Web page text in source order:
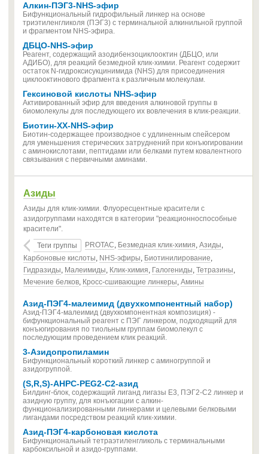
Алкин-ПЭГ3-NHS-эфир
Бифункциональный гидрофильный линкер на основе
триэтиленгликоля (ПЭГ3) с терминальной алкинильной группой
и фрагментом NHS-эфира.
ДБЦО-NHS-эфир
Реагент, содержащий азодибензоциклооктин (ДБЦО, или
АДИБО), для реакций безмедной клик-химии. Реагент содержит
остаток N-гидроксисукцинимида (NHS) для присоединения
циклооктинового фрагмента к различным молекулам.
Гексиновой кислоты NHS-эфир
Активированный эфир для введения алкиновой группы в
биомолекулы для последующего их вовлечения в клик-реакции.
Биотин-XX-NHS-эфир
Биотин-содержащее производное с удлиненным спейсером
для уменьшения стерических затруднений при конъюгировании
с аминокислотами, пептидами или белками путем ковалентного
связывания с первичными аминами.
Азиды
Азиды для клик-химии. Флуоресцентные красители с
азидогруппами находятся в категории "реакционноспособные
красители".
Теги группы
PROTAC, Безмедная клик-химия, Азиды,
Карбоновые кислоты, NHS-эфиры, Биотинилирование,
Гидразиды, Малеимиды, Клик-химия, Галогениды, Тетразины,
Мечение белков, Кросс-сшивающие линкеры, Амины
Азид-ПЭГ4-малеимид (двухкомпонентный набор)
Азид-ПЭГ4-малеимид (двухкомпонентная композиция) -
бифункциональный реагент с ПЭГ линкером, подходящий для
конъюгирования по тиольным группам биомолекул с
последующим проведением клик реакций.
3-Азидопропиламин
Бифункциональный короткий линкер с аминогруппой и
азидогруппой.
(S,R,S)-AHPC-PEG2-C2-азид
Билдинг-блок, содержащий лиганд лигазы E3, ПЭГ2-С2 линкер и
азидную группу, для конъюгации с алкин-
функционализированными линкерами и целевыми белковыми
лигандами посредством реакций клик-химии.
Азид-ПЭГ4-карбоновая кислота
Бифункциональный тетраэтиленгликоль с терминальными
карбоксильной и азидо-группами.